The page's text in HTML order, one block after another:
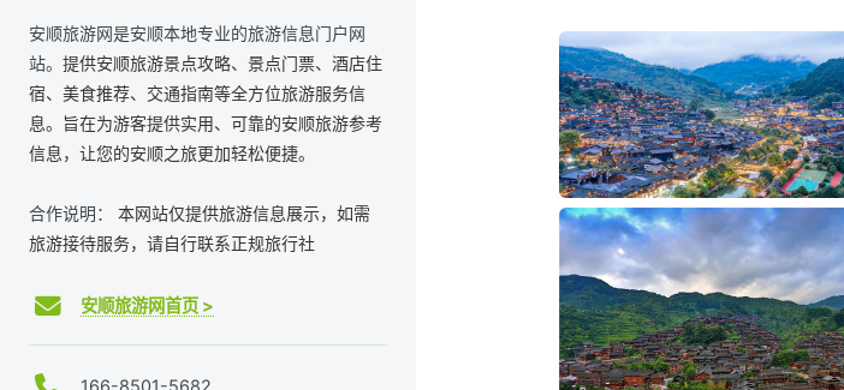
安顺旅游网是安顺本地专业的旅游信息门户网
站。 提供安顺旅游景点攻略、景点门票、酒店住
宿、美食推荐、交通指南等全方位旅游服务信
息。旨在为游客提供实用、可靠的安顺旅游参考
信息，让您的安顺之旅更加轻松便捷。
合作说明：
本网站仅提供旅游信息展示，如需
旅游接待服务，请自行联系正规旅行社
安顺旅游网首页 >
166-8501-5682